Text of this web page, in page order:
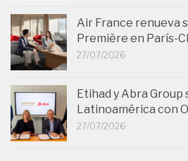
Air France renueva
Première en París-
27/07/2026
Etihad y Abra
Latinoamérica con
27/07/2026